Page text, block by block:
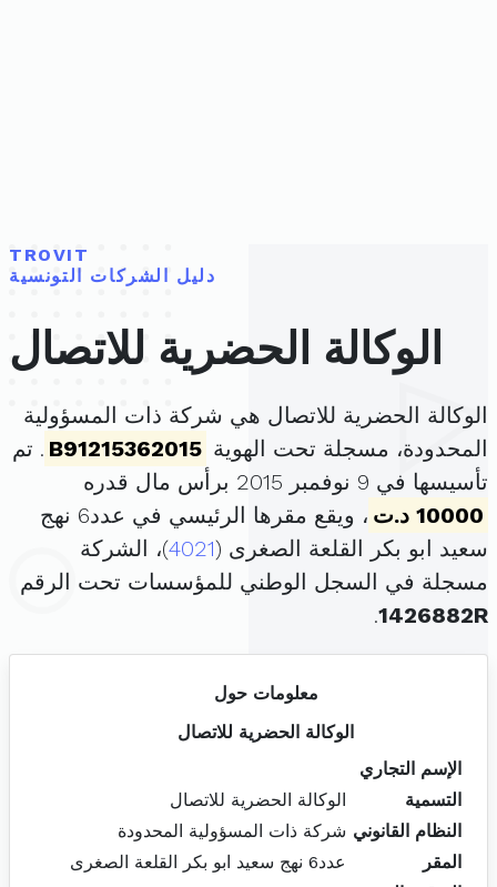
TROVIT
دليل الشركات التونسية
الوكالة الحضرية للاتصال
الوكالة الحضرية للاتصال هي شركة ذات المسؤولية
المحدودة، مسجلة تحت الهوية B91215362015 . تم
تأسيسها في 9 نوفمبر 2015 برأس مال قدره
10000 د.ت
، ويقع مقرها الرئيسي في عدد6 نهج
سعيد ابو بكر القلعة الصغرى (4021)، الشركة
مسجلة في السجل الوطني للمؤسسات تحت الرقم
1426882R
.
معلومات حول
الوكالة الحضرية للاتصال
الإسم التجاري
التسمية
الوكالة الحضرية للاتصال
النظام القانوني شركة ذات المسؤولية المحدودة
المقر
عدد6 نهج سعيد ابو بكر القلعة الصغرى